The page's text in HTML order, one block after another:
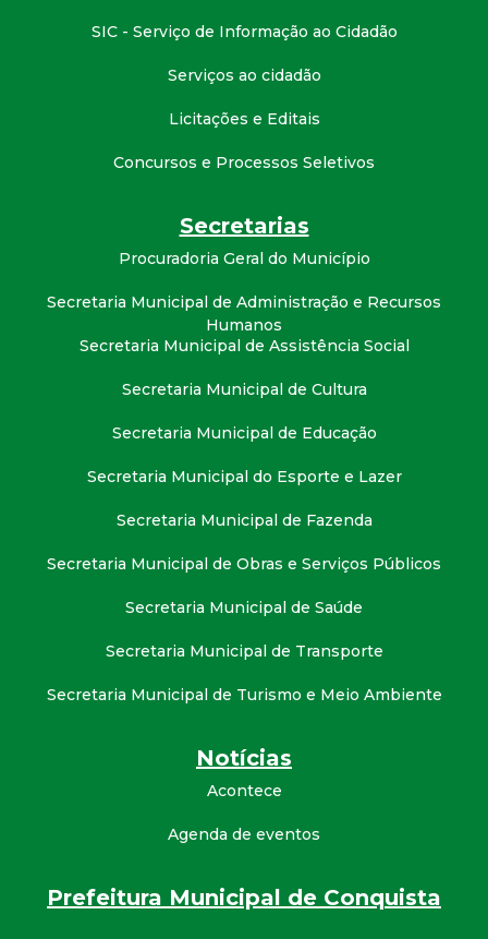
SIC - Serviço de Informação ao Cidadão
Serviços ao cidadão
Licitações e Editais
Concursos e Processos Seletivos
Secretarias
Procuradoria Geral do Município
Secretaria Municipal de Administração e Recursos
Humanos
Secretaria Municipal de Assistência Social
Secretaria Municipal de Cultura
Secretaria Municipal de Educação
Secretaria Municipal do Esporte e Lazer
Secretaria Municipal de Fazenda
Secretaria Municipal de Obras e Serviços Públicos
Secretaria Municipal de Saúde
Secretaria Municipal de Transporte
Secretaria Municipal de Turismo e Meio Ambiente
Notícias
Acontece
Agenda de eventos
Prefeitura Municipal de Conquista